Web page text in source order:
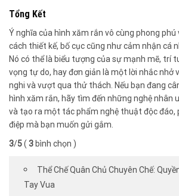
Tổng Kết
Ý nghĩa của hình xăm rắn vô cùng phong
cách thiết kế, bố cục cũng như cảm nhận cá
Nó có thể là biểu tượng của sự mạnh mẽ, trí
vọng tự do, hay đơn giản là một lời nhắc nhở
nghi và vượt qua thử thách. Nếu bạn đang
hình xăm rắn, hãy tìm đến những nghệ nhân
và tạo ra một tác phẩm nghệ thuật độc đáo,
điệp mà bạn muốn gửi gắm.
3/5( 3 bình chọn )
Thể Chế Quân Chủ Chuyên Chế:
Tay Vua